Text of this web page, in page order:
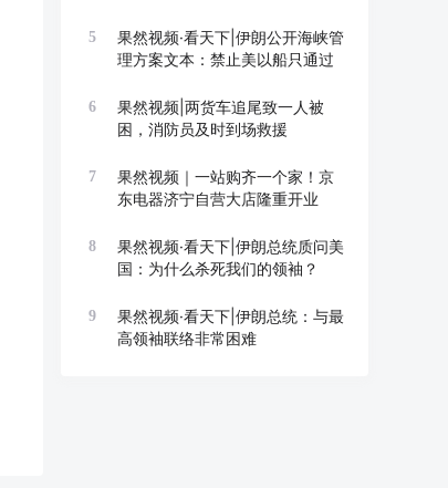
5
果然视频·看天下|伊朗公开海峡管
理方案文本：禁止美以船只通过
6
果然视频|两货车追尾致一人被
困，消防员及时到场救援
7
果然视频｜一站购齐一个家！京
东电器济宁自营大店隆重开业
8
果然视频·看天下|伊朗总统质问美
国：为什么杀死我们的领袖？
9
果然视频·看天下|伊朗总统：与最
高领袖联络非常困难